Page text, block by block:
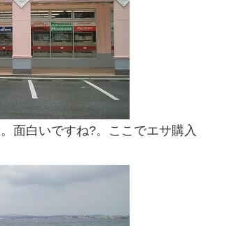
面白いですね?。ここでエサ購入